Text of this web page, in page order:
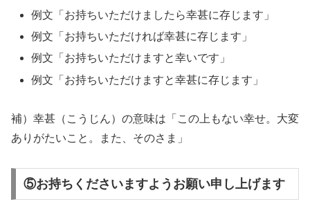
例文「お持ちいただけましたら幸甚に存じます」
例文「お持ちいただければ幸甚に存じます」
例文「お持ちいただけますと幸いです」
例文「お持ちいただけますと幸甚に存じます」
補）幸甚（こうじん）の意味は「この上もない幸せ。大変
ありがたいこと。また、そのさま」
⑤お持ちくださいますようお願い申し上げます